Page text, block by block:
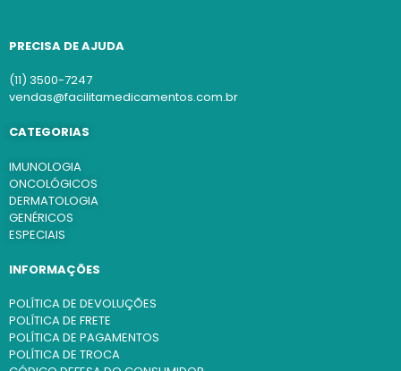
PRECISA DE AJUDA
(11) 3500-7247
vendas@facilitamedicamentos.com.br
CATEGORIAS
IMUNOLOGIA
ONCOLÓGICOS
DERMATOLOGIA
GENÉRICOS
ESPECIAIS
INFORMAÇÕES
POLÍTICA DE DEVOLUÇÕES
POLÍTICA DE FRETE
POLÍTICA DE PAGAMENTOS
POLÍTICA DE TROCA